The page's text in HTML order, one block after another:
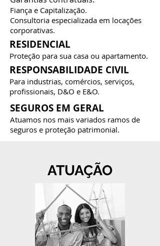
Fiança e Capitalização.
Consultoria especializada em locações
corporativas.
RESIDENCIAL
Proteção para sua casa ou apartamento.
RESPONSABILIDADE CIVIL
Para industrias, comércios, serviços,
profissionais, D&O e E&O.
ATUAÇÃO
SEGUROS EM GERAL
Atuamos nos mais variados ramos de
seguros e proteção patrimonial.